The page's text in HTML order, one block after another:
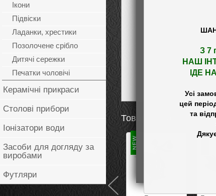
З 7
НАШ
ІДЕ
Усі
цей
та
Ікони
Підвіски
Ладанки, хрестики
Позолочене срібло
Дитячі сережки
Печатки чоловічі
Керамічні прикраси
Столові прибори
Іонізатори води
Засоби для догляду за
виробами
Футляри
Товары в категории